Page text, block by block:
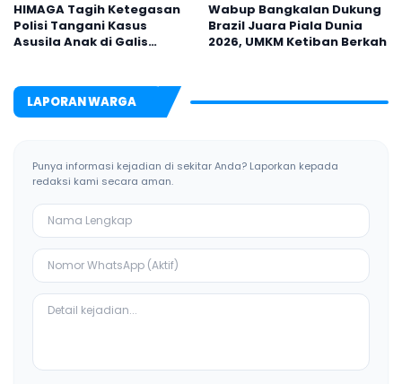
HIMAGA Tagih Ketegasan
Polisi Tangani Kasus
Asusila Anak di Galis
Wabup Bangkalan Dukung
Brazil Juara Piala Dunia
2026, UMKM Ketiban Berkah
LAPORAN WARGA
Punya informasi kejadian di sekitar Anda? Laporkan kepada
redaksi kami secara aman.